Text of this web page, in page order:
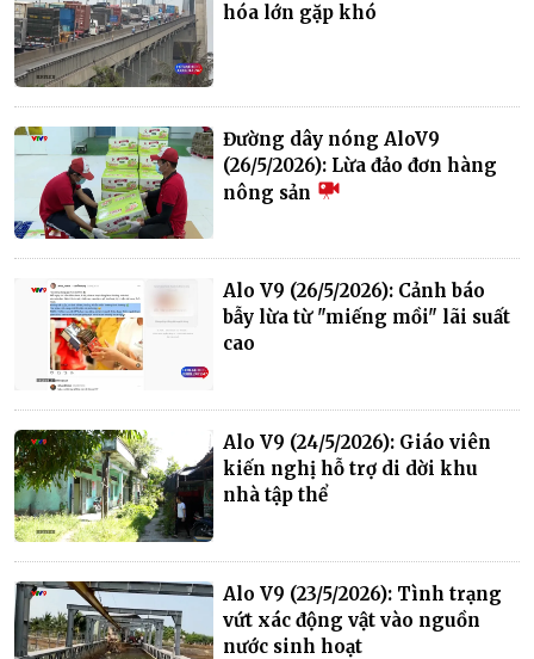
hóa lớn gặp khó
Đường dây nóng AloV9
(26/5/2026): Lừa đảo đơn hàng
nông sản
Alo V9 (26/5/2026): Cảnh báo
bẫy lừa từ "miếng mồi" lãi suất
cao
Alo V9 (24/5/2026): Giáo viên
kiến nghị hỗ trợ di dời khu
nhà tập thể
Alo V9 (23/5/2026): Tình trạng
vứt xác động vật vào nguồn
nước sinh hoạt